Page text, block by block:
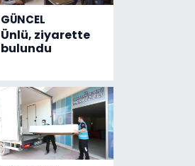
GÜNCEL
Ünlü, ziyarette
bulundu